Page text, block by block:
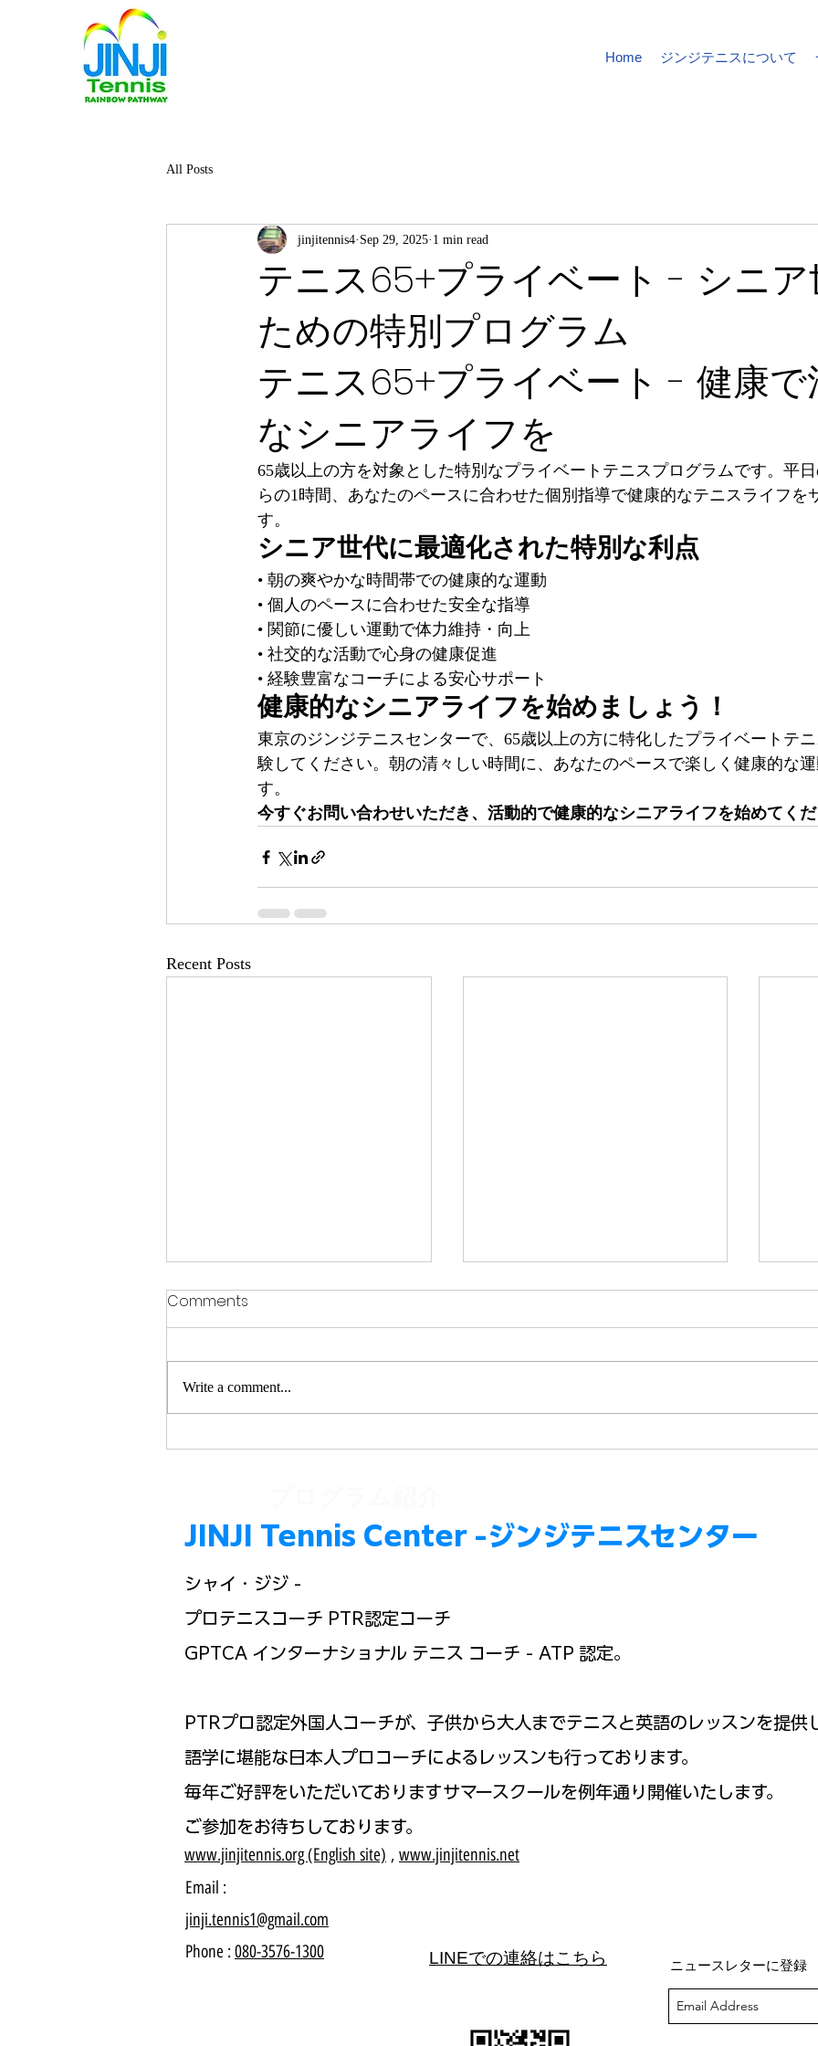
Home ジンジテニスについて
All Posts
テニス65+プライベート - シニア
ための特別プログラム
jinjitennis4 Sep 29, 2025 1 min read
テニス65+プライベート - 健康で
なシニアライフを
65歳以上の方を対象とした特別なプライベートテニスプログラムです。平
らの1時間、あなたのペースに合わせた個別指導で健康的なテニスライフを
す。
シニア世代に最適化された特別な利点
• 朝の爽やかな時間帯での健康的な運動
• 個人のペースに合わせた安全な指導
• 関節に優しい運動で体力維持・向上
• 社交的な活動で心身の健康促進
• 経験豊富なコーチによる安心サポート
健康的なシニアライフを始めましょう！
東京のジンジテニスセンターで、65歳以上の方に特化したプライベートテ
験してください。朝の清々しい時間に、あなたのペースで楽しく健康的な
す。
今すぐお問い合わせいただき、活動的で健康的なシニアライフを始めてくだ
Recent Posts
Discover Senior Tennis
Playing Tennis at Jinji Tennis
Comments
Write a comment...
JINJI Tennis Center -ジンジテニスセンター
シャイ・ジジ -
プロテニスコーチ PTR認定コーチ
GPTCA インターナショナル テニス コーチ - ATP 認定。
PTRプロ認定外国人コーチが、子供から大人までテニスと英語の レッスンを提供
語学に堪能な日本人プロコーチによるレッスンも行っております。
毎年ご好評をいただいておりますサマースクールを例年通り 開催いたします。
ご参加をお待ちしております。
www.jinjitennis.org (English site) , www.jinjitennis.net
Email :
jinji.tennis1@gmail.com
Phone : 080-3576-1300 LINEでの連絡はこちら ニュースレターに登録